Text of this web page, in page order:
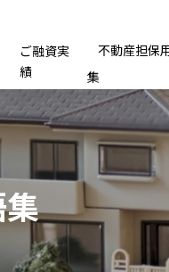
ご融資実
績
不動産担保
集